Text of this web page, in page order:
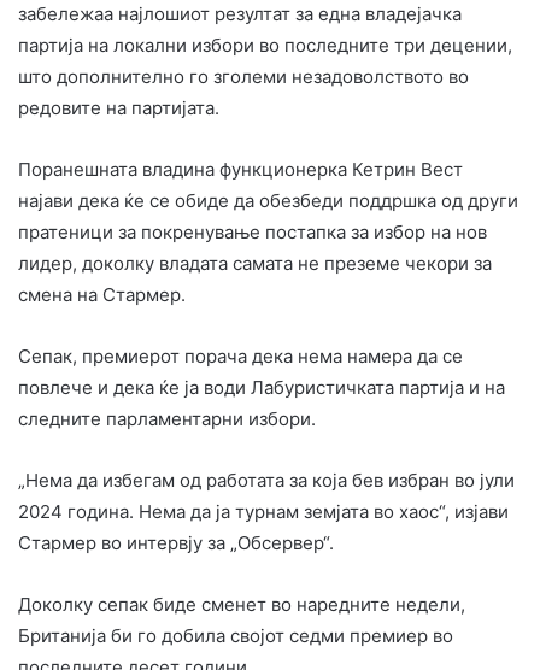
забележаа најлошиот резултат за една владејачка
партија на локални избори во последните три децении,
што дополнително го зголеми незадоволството во
редовите на партијата.
Поранешната владина функционерка Кетрин Вест
најави дека ќе се обиде да обезбеди поддршка од други
пратеници за покренување постапка за избор на нов
лидер, доколку владата самата не преземе чекори за
смена на Стармер.
Сепак, премиерот порача дека нема намера да се
повлече и дека ќе ја води Лабуристичката партија и на
следните парламентарни избори.
„Нема да избегам од работата за која бев избран во јули
2024 година. Нема да ја турнам земјата во хаос“, изјави
Стармер во интервју за „Обсервер“.
Доколку сепак биде сменет во наредните недели,
Британија би го добила својот седми премиер во